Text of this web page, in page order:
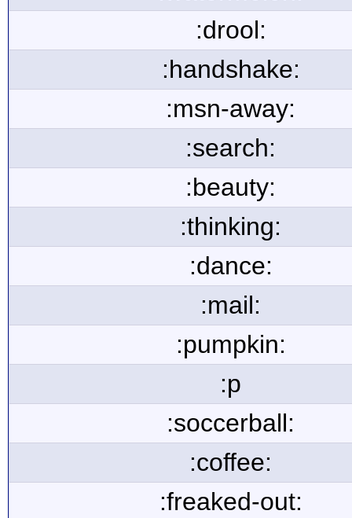
:drool:
:handshake:
:msn-away:
:search:
:beauty:
:thinking:
:dance:
:mail:
:pumpkin:
:p
:soccerball:
:coffee:
:freaked-out: